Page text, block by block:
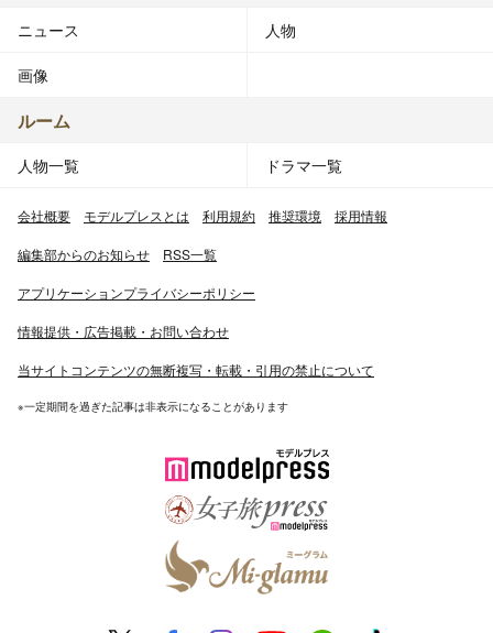
ニュース 人物
画像
ルーム
人物一覧 ドラマ一覧
会社概要 モデルプレスとは 利用規約 推奨環境 採用情報
編集部からのお知らせ RSS一覧
アプリケーションプライバシーポリシー
情報提供・広告掲載・お問い合わせ
当サイトコンテンツの無断複写・転載・引用の禁止について
※一定期間を過ぎた記事は非表示になることがあります